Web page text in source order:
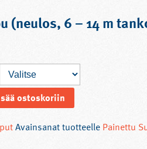
(neulos, 6 – 14 m
ostoskoriin
Avainsanat tuotteelle Painettu